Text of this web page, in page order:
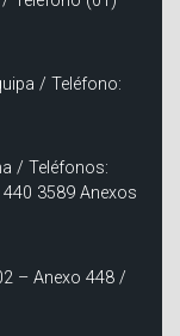
/ Teléfono:
/ Teléfonos:
3589 Anexos
– Anexo 448 /